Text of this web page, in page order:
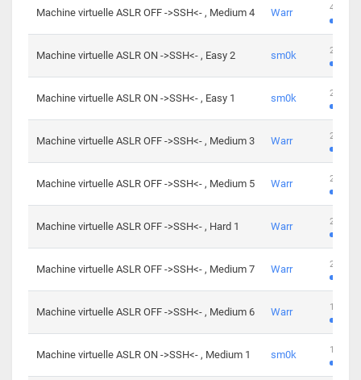
Machine virtuelle ASLR OFF ->SSH<- , Medium 4 Warr 413
Machine virtuelle ASLR ON ->SSH<- , Easy 2 sm0k 247
Machine virtuelle ASLR ON ->SSH<- , Easy 1 sm0k 219
Machine virtuelle ASLR OFF ->SSH<- , Medium 3 Warr 280
Machine virtuelle ASLR OFF ->SSH<- , Medium 5 Warr 265
Machine virtuelle ASLR OFF ->SSH<- , Hard 1 Warr 224
Machine virtuelle ASLR OFF ->SSH<- , Medium 7 Warr 230
Machine virtuelle ASLR OFF ->SSH<- , Medium 6 Warr 168
Machine virtuelle ASLR ON ->SSH<- , Medium 1 sm0k 139